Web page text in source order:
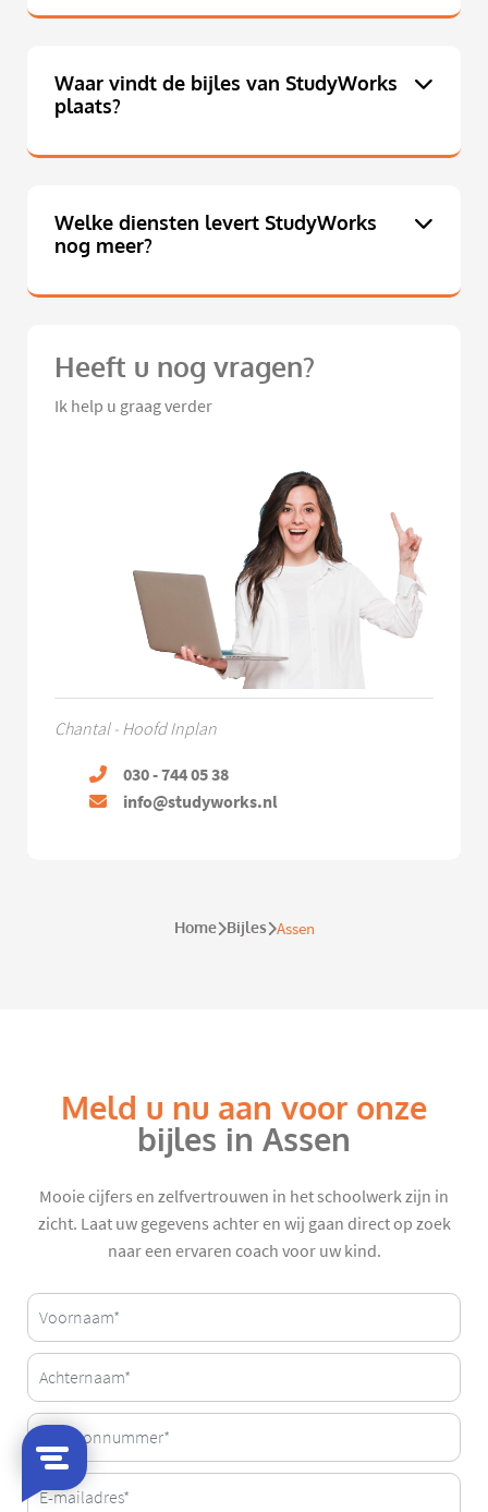
Waar vindt de bijles van StudyWorks
plaats?
Welke diensten levert StudyWorks
nog meer?
Heeft u nog vragen?
Ik help u graag verder
Chantal - Hoofd Inplan
030 - 744 05 38
info@studyworks.nl
Home Bijles Assen
Meld u nu aan voor onze
bijles in Assen
Mooie cijfers en zelfvertrouwen in het schoolwerk zijn in
zicht. Laat uw gegevens achter en wij gaan direct op zoek
naar een ervaren coach voor uw kind.